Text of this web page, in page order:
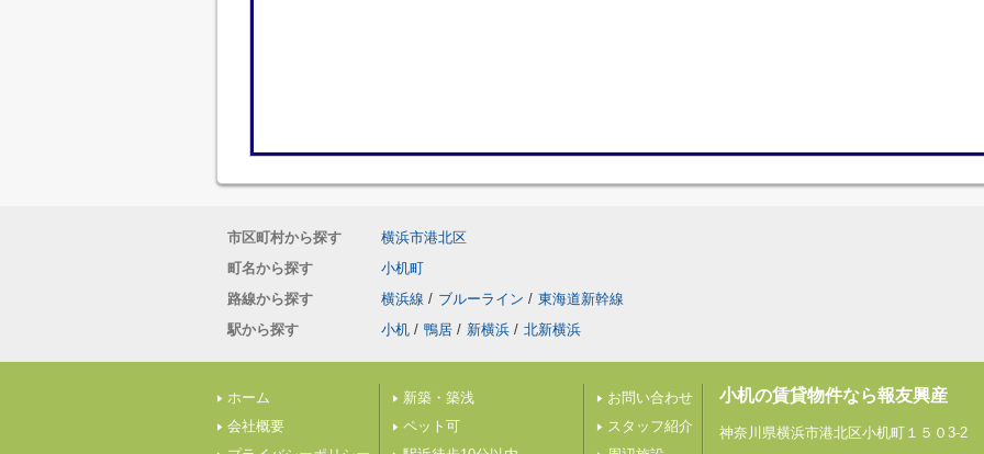
市区町村から探す
横浜市港北区
町名から探す
小机町
路線から探す
横浜線 / ブルーライン / 東海道新幹線
駅から探す
小机 / 鴨居 / 新横浜 / 北新横浜
ホーム
会社概要
新築・築浅
ペット可
お問い合わせ
スタッフ紹介
小机の賃貸物件なら報友興産
神奈川県横浜市港北区小机町１５０3-2